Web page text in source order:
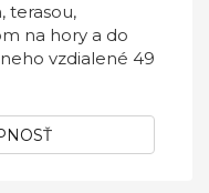
terasou,
na hory a do
vzdialené 49